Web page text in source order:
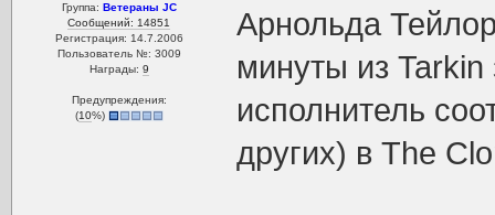
Группа: Ветераны JC
Сообщений: 14851
Регистрация: 14.7.2006
Пользователь №: 3009
Награды: 9
Предупреждения:
(10%)
Арнольда
минуты из
исполнитель
других) в The